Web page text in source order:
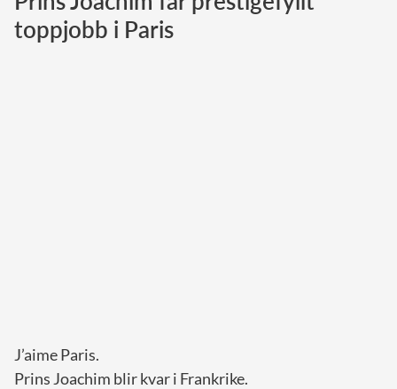
Norska kungahuset
toppjobb i Paris
J’aime Paris.
Prins Joachim blir kvar i Frankrike.